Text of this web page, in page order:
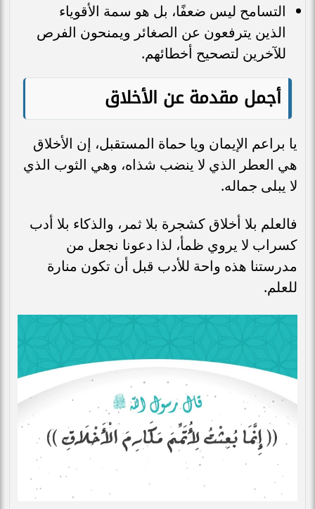
التسامح ليس ضعفًا، بل هو سمة الأقوياء
الذين يترفعون عن الصغائر ويمنحون الفرص
للآخرين لتصحيح أخطائهم.
أجمل مقدمة عن الأخلاق
يا براعم الإيمان ويا حماة المستقبل، إن الأخلاق
هي العطر الذي لا ينضب شذاه، وهي الثوب الذي
لا يبلى جماله.
فالعلم بلا أخلاق كشجرة بلا ثمر، والذكاء بلا أدب
كسراب لا يروي ظمأ، لذا دعونا نجعل من
مدرستنا هذه واحة للأدب قبل أن تكون منارة
للعلم.